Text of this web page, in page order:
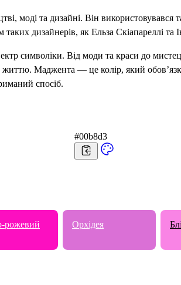
моді та дизайні. Він
дизайнерів, як Ельза Скіапареллі та
символіки. Від моди та краси до
Маджента — це колір, який
спосіб.
#00b8d3
рожевий Орхідея